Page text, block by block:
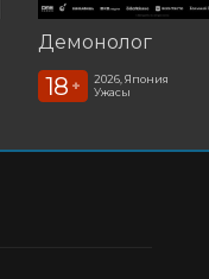
Демонолог
18 +
2026, Япония
Ужасы